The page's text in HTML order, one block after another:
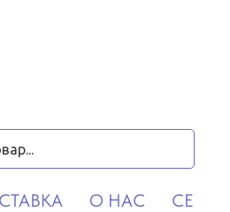
О НАС